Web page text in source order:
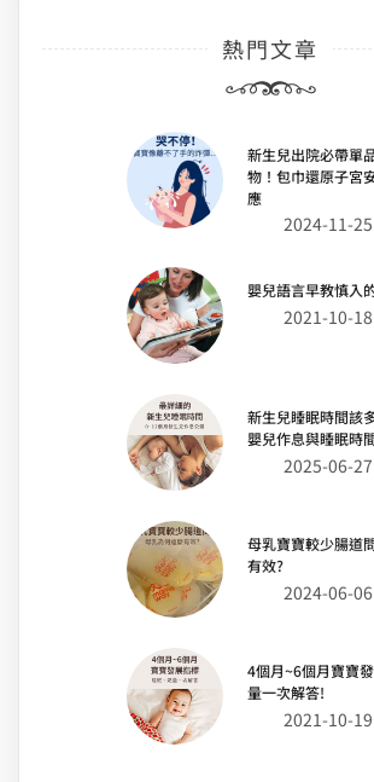
熱門文章
新生兒出院必帶單
物！包巾還原子宮
應
2024-11-25
嬰兒語言早教慎入
2021-10-18
新生兒睡眠時間該
嬰兒作息與睡眠時
2025-06-27
母乳寶寶較少腸道
有效?
2024-06-06
4個月~6個月寶寶
量一次解答!
2021-10-19